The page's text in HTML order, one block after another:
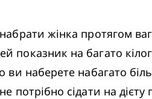
жінка протягом
на багато
наберете набагато
сідати на дієту